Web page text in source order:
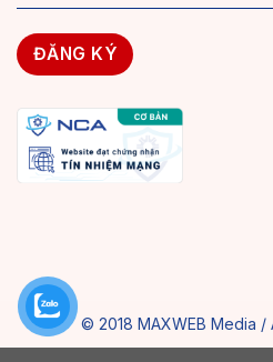
© 2018 MAXWEB Media /